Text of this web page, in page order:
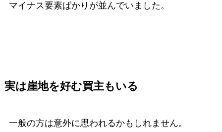
マイナス要素ばかりが並んでいました。
実は崖地を好む買主もいる
一般の方は意外に思われるかもしれません。